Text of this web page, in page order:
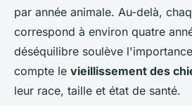
par année animale. Au-delà,
correspond à environ quatre
déséquilibre soulève
compte le vieillissement des
leur race, taille et état de santé.